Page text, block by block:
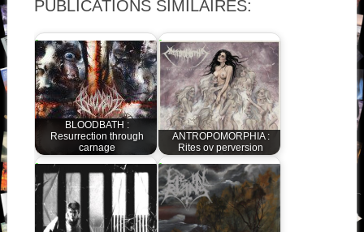
PUBLICATIONS SIMILAIRES:
BLOODBATH :
Resurrection through
carnage
ANTROPOMORPHIA :
Rites ov perversion